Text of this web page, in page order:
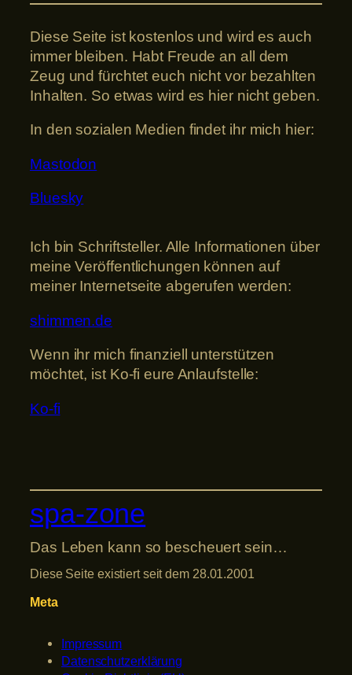
Diese Seite ist kostenlos und wird es auch
immer bleiben. Habt Freude an all dem
Zeug und fürchtet euch nicht vor bezahlten
Inhalten. So etwas wird es hier nicht geben.
In den sozialen Medien findet ihr mich hier:
Mastodon
Bluesky
Ich bin Schriftsteller. Alle Informationen über
meine Veröffentlichungen können auf
meiner Internetseite abgerufen werden:
shimmen.de
Wenn ihr mich finanziell unterstützen
möchtet, ist Ko-fi eure Anlaufstelle:
Ko-fi
spa-zone
Das Leben kann so bescheuert sein…
Diese Seite existiert seit dem 28.01.2001
Meta
Impressum
Datenschutzerklärung